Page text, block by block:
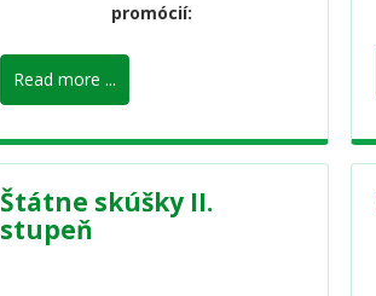
promócií:
Read more ...
Štátne skúšky II.
stupeň